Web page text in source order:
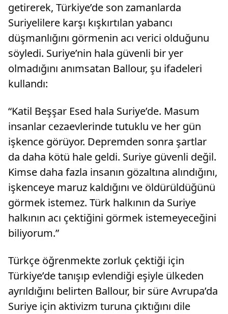
getirerek, Türkiye’de son zamanlarda
Suriyelilere karşı kışkırtılan yabancı
düşmanlığını görmenin acı verici olduğunu
söyledi. Suriye’nin hala güvenli bir yer
olmadığını anımsatan Ballour, şu ifadeleri
kullandı:
“Katil Beşşar Esed hala Suriye’de. Masum
insanlar cezaevlerinde tutuklu ve her gün
işkence görüyor. Depremden sonra şartlar
da daha kötü hale geldi. Suriye güvenli değil.
Kimse daha fazla insanın gözaltına alındığını,
işkenceye maruz kaldığını ve öldürüldüğünü
görmek istemez. Türk halkının da Suriye
halkının acı çektiğini görmek istemeyeceğini
biliyorum.”
Türkçe öğrenmekte zorluk çektiği için
Türkiye’de tanışıp evlendiği eşiyle ülkeden
ayrıldığını belirten Ballour, bir süre Avrupa’da
Suriye için aktivizm turuna çıktığını dile